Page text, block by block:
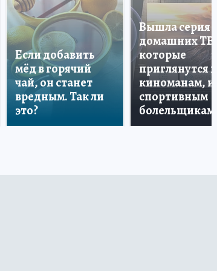
Если добавить
мёд в горячий
чай, он станет
вредным. Так ли
это?
Вышла серия
домашних ТВ,
которые
приглянутся и
киноманам, и
спортивным
болельщикам